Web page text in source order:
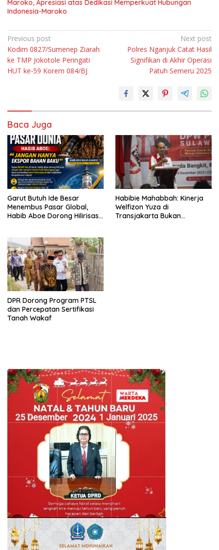
Maroko, Apresiasi atas Dedikasi Memperkuat Hubungan
Indonesia-Maroko
Navigasi
pos
Previous post
Kodim 0827/Sumenep Ziarah
ke TMP Jokotole Peringati
HUT ke-59 Korem 084/BJ
Next post
Polres Nganjuk Catat Hasil
Signifikan di Akhir Operasi
Patuh Semeru 2025
Baca Juga
Garut Butuh Ide Besar
Menembus Pasar Global,
Habib Aboe Dorong Hilirisasi
Habibie Mahabbah: Kinerja
Welfizon Yuza di
Transjakarta Bukan
DPR Dorong Program PTSL
dan Percepatan Sertifikasi
Tanah Wakaf